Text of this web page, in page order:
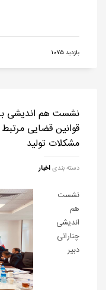
بازدید 1075
نشست هم اندیشی با
قوانین قضایی
مشکلات تولید
دسته بندیاخبار
نشست
هم
اندیشی
چنارانی
دبیر